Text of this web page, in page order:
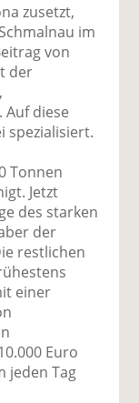
uf
F
ac
e
o
o
te
il
e
n
wi
tt
er
n
uf
Li
n
di
n
il
e
n
er
E
m
v
er
e
ck
zusetzt,
im
von
der
Auf diese
spezialisiert.
Tonnen
Jetzt
des starken
der
restlichen
einer
Euro
jeden Tag